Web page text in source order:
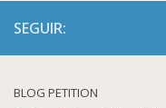
SEGUIR:
BLOG PETITION